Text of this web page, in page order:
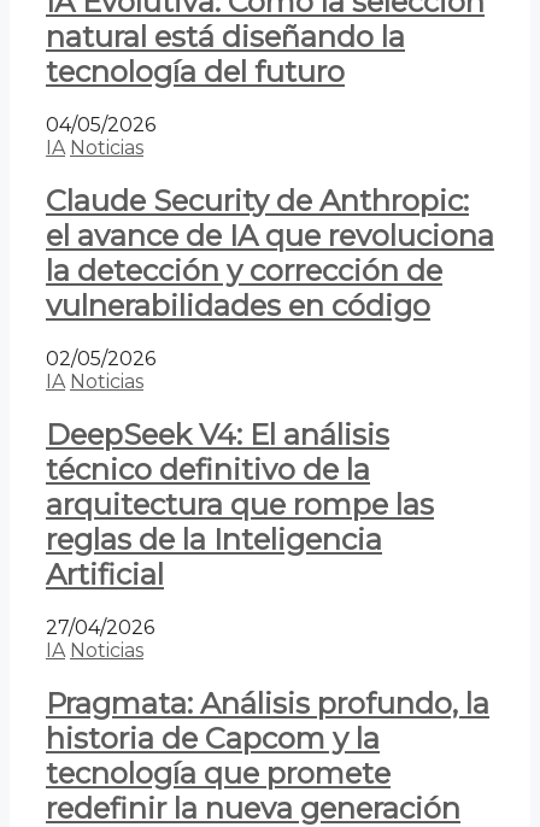
natural está diseñando la
tecnología del futuro
04/05/2026
IA Noticias
Claude Security de Anthropic:
el avance de IA que revoluciona
la detección y corrección de
vulnerabilidades en código
02/05/2026
IA Noticias
DeepSeek V4: El análisis
técnico definitivo de la
arquitectura que rompe las
reglas de la Inteligencia
Artificial
27/04/2026
IA Noticias
Pragmata: Análisis profundo, la
historia de Capcom y la
tecnología que promete
redefinir la nueva generación